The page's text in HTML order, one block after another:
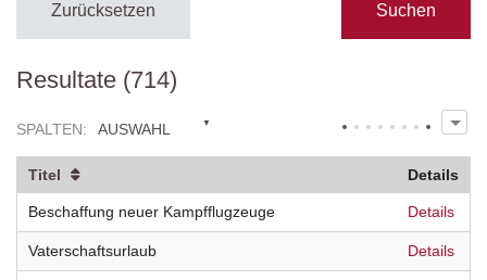
Zurücksetzen
Resultate (714)
SPALTEN: AUSWAHL
Titel Details
Beschaffung neuer Kampfflugzeuge Details
Vaterschaftsurlaub Details